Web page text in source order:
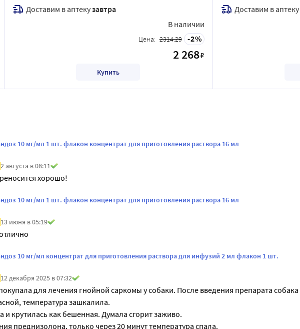
Доставим в аптекузавтра
В наличии
Цена: 2314.29 2
2 268₽
Купить
Доставим в аптеку
10 мг/мл 1 шт. флакон концентрат для приготовления раствора 16 мл
2 августа в 08:11
хорошо!
10 мг/мл 1 шт. флакон концентрат для приготовления раствора 16 мл
13 июня в 05:19
10 мг/мл концентрат для приготовления раствора для инфузий 2 мл флакон 1 шт.
12 декабря 2025 в 07:32
для лечения гнойной саркомы у собаки. После введения препарата собака
температура зашкалила.
и крутилась как бешенная. Думала сгорит заживо.
преднизолона, только через 20 минут температура спала.